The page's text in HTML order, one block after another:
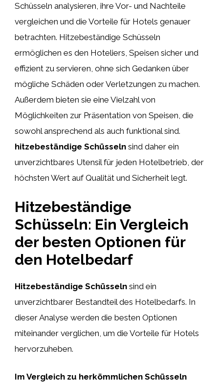
Schüsseln analysieren, ihre Vor- und Nachteile
vergleichen und die Vorteile für Hotels genauer
betrachten. Hitzebeständige Schüsseln
ermöglichen es den Hoteliers, Speisen sicher und
effizient zu servieren, ohne sich Gedanken über
mögliche Schäden oder Verletzungen zu machen.
Außerdem bieten sie eine Vielzahl von
Möglichkeiten zur Präsentation von Speisen, die
sowohl ansprechend als auch funktional sind.
hitzebeständige Schüsseln sind daher ein
unverzichtbares Utensil für jeden Hotelbetrieb, der
höchsten Wert auf Qualität und Sicherheit legt.
Hitzebeständige
Schüsseln: Ein Vergleich
der besten Optionen für
den Hotelbedarf
Hitzebeständige Schüsseln sind ein
unverzichtbarer Bestandteil des Hotelbedarfs. In
dieser Analyse werden die besten Optionen
miteinander verglichen, um die Vorteile für Hotels
hervorzuheben.
Im Vergleich zu herkömmlichen Schüsseln